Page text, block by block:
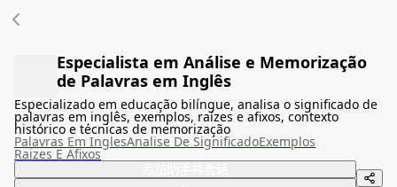
Especialista em Análise e Memorização
de Palavras em Inglês
Especializado em educação bilíngue, analisa o significado de
palavras em inglês, exemplos, raízes e afixos, contexto
histórico e técnicas de memorização
Palavras Em InglesAnalise De SignificadoExemplos
Raizes E Afixos